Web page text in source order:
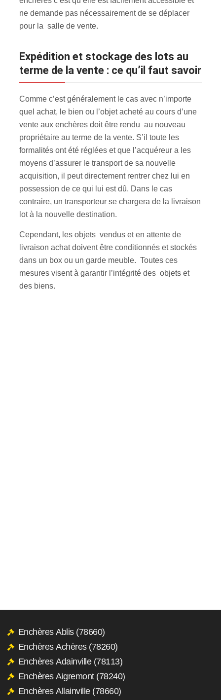
ne demande pas nécessairement de se déplacer
pour la salle de vente.
Expédition et stockage des lots au
terme de la vente : ce qu’il faut savoir
Comme c’est généralement le cas avec n’importe
quel achat, le bien ou l’objet acheté au cours d’une
vente aux enchères doit être rendu au nouveau
propriétaire au terme de la vente. S’il toute les
formalités ont été réglées et que l’acquéreur a les
moyens d’assurer le transport de sa nouvelle
acquisition, il peut directement rentrer chez lui en
possession de ce qui lui est dû. Dans le cas
contraire, un transporteur se chargera de la livraison
lot à la nouvelle destination.
Cependant, les objets vendus et en attente de
livraison achat doivent être conditionnés et stockés
dans un box ou un garde meuble. Toutes ces
mesures visent à garantir l’intégrité des objets et
des biens.
Enchères Ablis (78660)
Enchères Achères (78260)
Enchères Adainville (78113)
Enchères Aigremont (78240)
Enchères Allainville (78660)